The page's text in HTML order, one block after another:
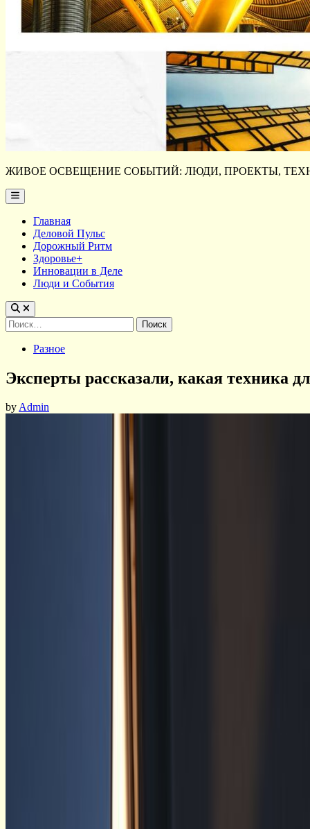
ЖИВОЕ ОСВЕЩЕНИЕ СОБЫТИЙ: ЛЮДИ, ПРОЕКТЫ,
Main
Menu
Главная
Деловой Пульс
Дорожный Ритм
Здоровье+
Инновации в Деле
Люди и События
Найти:
PostedРазное
Эксперты рассказали, какая техника
byAdmin